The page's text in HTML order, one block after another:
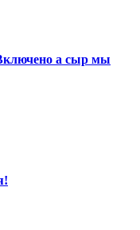
а сыр мы